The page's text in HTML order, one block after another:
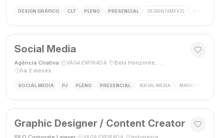
DESIGN GRÁFICO CLT PLENO PRESENCIAL DESIGN GRÁFICO PHOTOSHOP
Social Media
Agência Criativa VAGA EXPIRADA Belo Horizonte, Brasil
há 2 meses
SOCIAL MEDIA PJ PLENO PRESENCIAL SOCIAL MEDIA MARKETING
Graphic Designer / Content Creator
VAGA EXPIRADA